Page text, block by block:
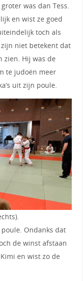
was dan Tess.
en wist ze goed
toch als
niet betekent dat
zien. Hij was de
te judoën meer
uit zijn poule.
Ondanks dat
de winst afstaan
en wist zo de